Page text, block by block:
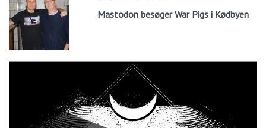
Mastodon besøger War Pigs i Kødbyen